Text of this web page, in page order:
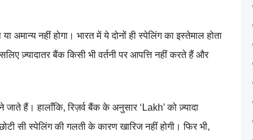
नहीं होगा। भारत में ये दोनों ही स्पेलिंग का इस्तेमाल होता
ज़्यादातर बैंक किसी भी वर्तनी पर आपत्ति नहीं करते हैं और
हैं। हालाँकि, रिज़र्व बैंक के अनुसार ‘Lakh’ को ज़्यादा
सी स्पेलिंग की गलती के कारण खारिज नहीं होगी। फिर भी,